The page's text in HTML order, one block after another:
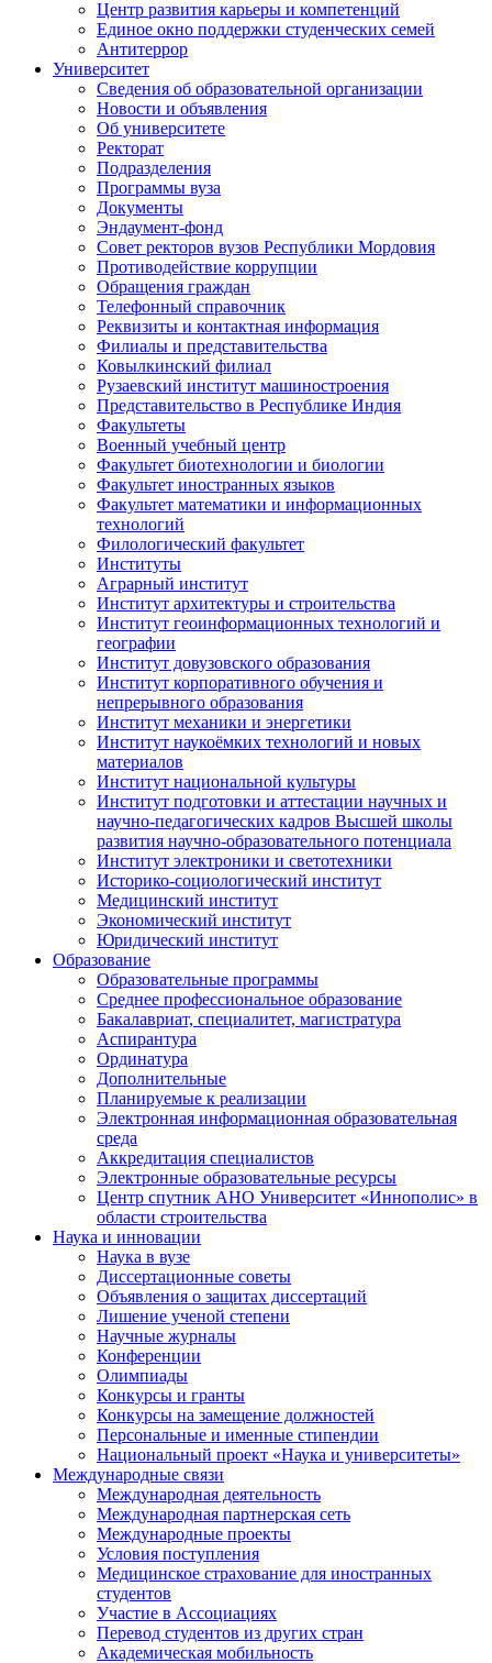
Центр развития карьеры и компетенций
Единое окно поддержки студенческих семей
Антитеррор
Университет
Сведения об образовательной организации
Новости и объявления
Об университете
Ректорат
Подразделения
Программы вуза
Документы
Эндаумент-фонд
Совет ректоров вузов Республики Мордовия
Противодействие коррупции
Обращения граждан
Телефонный справочник
Реквизиты и контактная информация
Филиалы и представительства
Ковылкинский филиал
Рузаевский институт машиностроения
Представительство в Республике Индия
Факультеты
Военный учебный центр
Факультет биотехнологии и биологии
Факультет иностранных языков
Факультет математики и информационных
технологий
Филологический факультет
Институты
Аграрный институт
Институт архитектуры и строительства
Институт геоинформационных технологий и
географии
Институт довузовского образования
Институт корпоративного обучения и
непрерывного образования
Институт механики и энергетики
Институт наукоёмких технологий и новых
материалов
Институт национальной культуры
Институт подготовки и аттестации научных и
научно-педагогических кадров Высшей школы
развития научно-образовательного потенциала
Институт электроники и светотехники
Историко-социологический институт
Медицинский институт
Экономический институт
Юридический институт
Образование
Образовательные программы
Среднее профессиональное образование
Бакалавриат, специалитет, магистратура
Аспирантура
Ординатура
Дополнительные
Планируемые к реализации
Электронная информационная образовательная
среда
Аккредитация специалистов
Электронные образовательные ресурсы
Центр спутник АНО Университет «Иннополис» в
области строительства
Наука и инновации
Наука в вузе
Диссертационные советы
Объявления о защитах диссертаций
Лишение ученой степени
Научные журналы
Конференции
Олимпиады
Конкурсы и гранты
Конкурсы на замещение должностей
Персональные и именные стипендии
Национальный проект «Наука и университеты»
Международные связи
Международная деятельность
Международная партнерская сеть
Международные проекты
Условия поступления
Медицинское страхование для иностранных
студентов
Участие в Ассоциациях
Перевод студентов из других стран
Академическая мобильность